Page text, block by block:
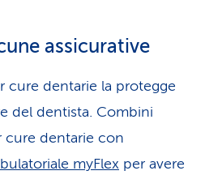
assicurative
cure dentarie la protegge
del dentista. Combini
cure dentarie con
myFlex per avere